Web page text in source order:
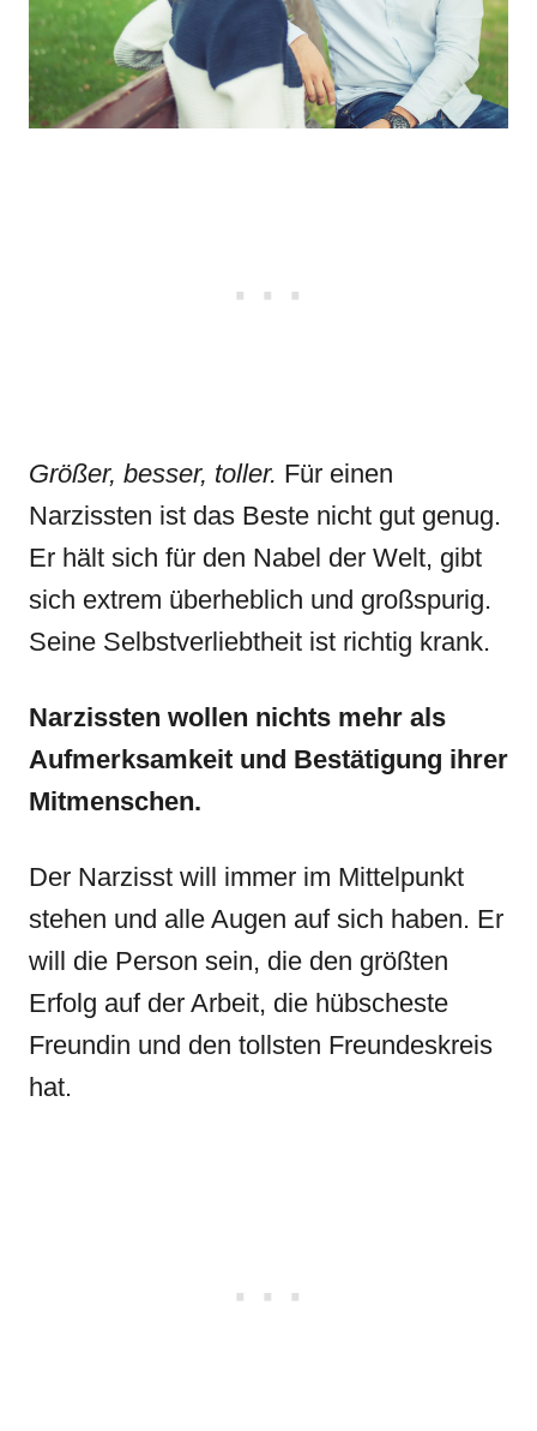
Größer, besser, toller. Für einen
Narzissten ist das Beste nicht gut genug.
Er hält sich für den Nabel der Welt, gibt
sich extrem überheblich und großspurig.
Seine Selbstverliebtheit ist richtig krank.
Narzissten wollen nichts mehr als
Aufmerksamkeit und Bestätigung ihrer
Mitmenschen.
Der Narzisst will immer im Mittelpunkt
stehen und alle Augen auf sich haben. Er
will die Person sein, die den größten
Erfolg auf der Arbeit, die hübscheste
Freundin und den tollsten Freundeskreis
hat.